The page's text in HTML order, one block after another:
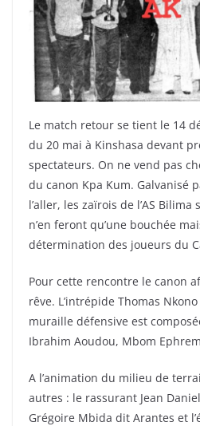
Le match retour se tient le 14
du 20 mai à Kinshasa devant
spectateurs. On ne vend pas
du canon Kpa Kum. Galvanisé
l’aller, les zaïrois de l’AS Bilima
n’en feront qu’une bouchée
détermination des joueurs du
Pour cette rencontre le canon
rêve. L’intrépide Thomas
muraille défensive est
Ibrahim Aoudou, Mbom
A l’animation du milieu de
autres : le rassurant Jean
Grégoire Mbida dit Arantes et